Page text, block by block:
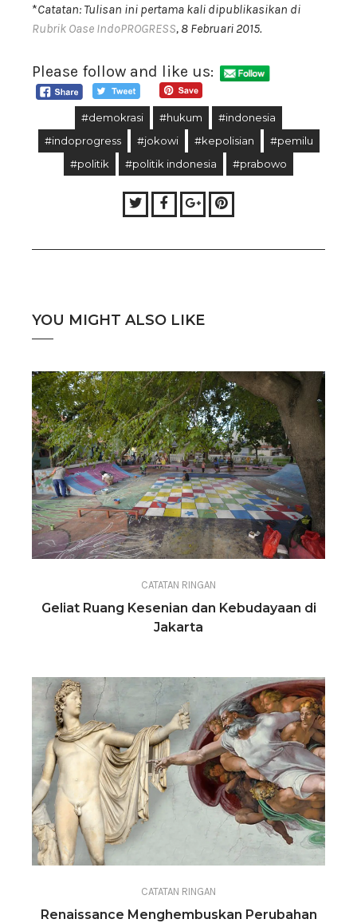
*Catatan: Tulisan ini pertama kali dipublikasikan di
Rubrik Oase IndoPROGRESS, 8 Februari 2015.
Please follow and like us:
#demokrasi #hukum
#indonesia
#indoprogress
#jokowi #kepolisian
#pemilu
#politik
#politik indonesia #prabowo
TwitterFacebookGoogle+
YOU MIGHT ALSO LIKE
CATATAN RINGAN
Geliat Ruang Kesenian dan Kebudayaan di
Jakarta
CATATAN RINGAN
Renaissance Menghembuskan Perubahan